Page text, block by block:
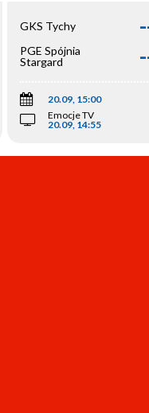
GKS Tychy
PGE Spójnia
Stargard
20.09, 15:00
Emocje TV
20.09, 14:55